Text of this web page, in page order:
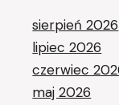
sierpień 2026
lipiec 2026
czerwiec
maj 2026